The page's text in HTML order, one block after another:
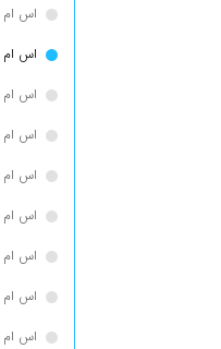
اس ام
اس
اس
اس ام
اس
اس ام
اس
اس
اس ام